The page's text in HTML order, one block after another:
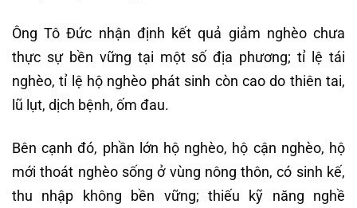
Ông Tô Đức nhận định kết quả giảm nghèo chưa
thực sự bền vững tại một số địa phương; tỉ lệ tái
nghèo, tỉ lệ hộ nghèo phát sinh còn cao do thiên tai,
lũ lụt, dịch bệnh, ốm đau.
Bên cạnh đó, phần lớn hộ nghèo, hộ cận nghèo, hộ
mới thoát nghèo sống ở vùng nông thôn, có sinh kế,
thu nhập không bền vững; thiếu kỹ năng nghề